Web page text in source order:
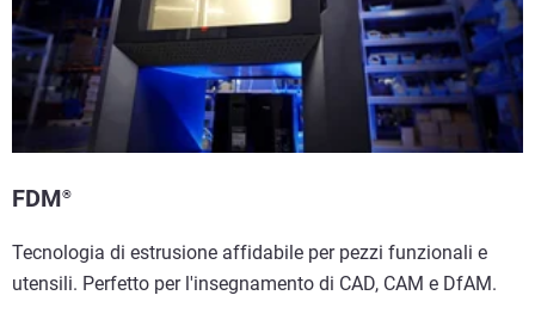
FDM®
Tecnologia di estrusione affidabile per pezzi funzionali e
utensili. Perfetto per l'insegnamento di CAD, CAM e DfAM.